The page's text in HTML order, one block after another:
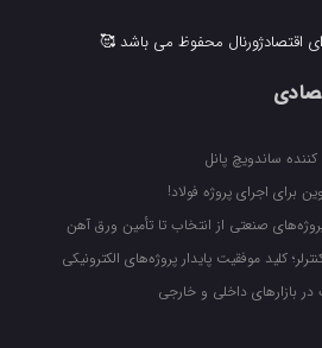
اقتصادژورنال محفوظ می باشد 🥰
ساندویچ پانل
برای اجرای پروژه فولاد!
پروژه‌های صنعتی از انتخاب تا تأمین ورق آهن
کلید موفقیت پایدار پروژه‌های الکترونیکی
بازارهای داخلی و خارجی